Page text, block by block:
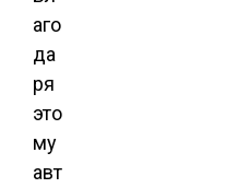
аго
да
ря
это
му
авт